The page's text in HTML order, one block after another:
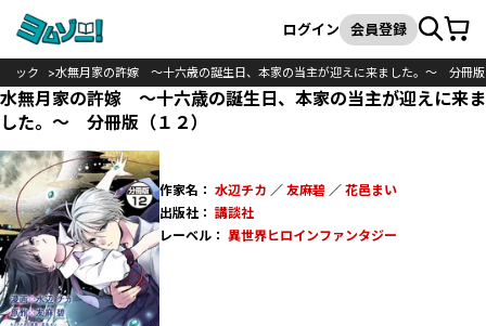
検索
ログイン 会員登録カート
ミック 水無月家の許嫁 ～十六歳の誕生日、本家の当主が迎えに来ました。～ 分冊版
水無月家の許嫁 ～十六歳の誕生日、本家の当主が迎えに来ま
した。～ 分冊版（１２）
作家名： 水辺チカ ／ 友麻碧 ／ 花邑まい
出版社： 講談社
レーベル： 異世界ヒロインファンタジー